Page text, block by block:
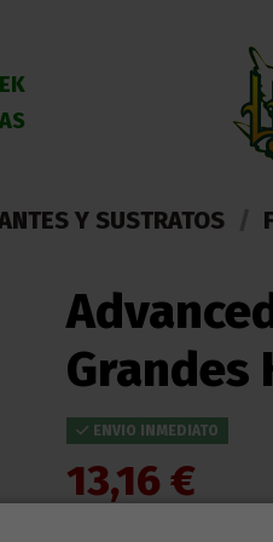
Y SUSTRATOS
Grandes
ENVIO INMEDIATO
13,16 €